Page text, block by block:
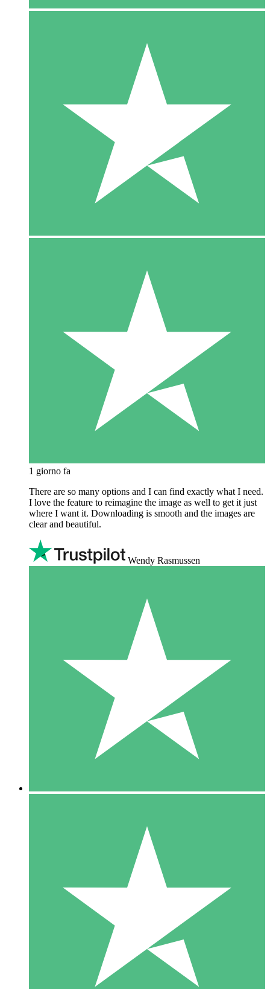
1 giorno fa
There are so many options and I can find exactly what I need.
I love the feature to reimagine the image as well to get it just
where I want it. Downloading is smooth and the images are
clear and beautiful.
Wendy Rasmussen